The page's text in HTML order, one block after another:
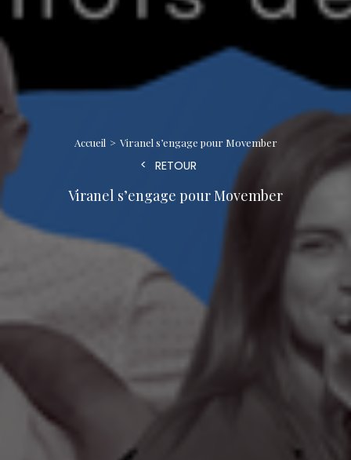
Accueil Viranel s’engage pour Movember
RETOUR
Viranel s’engage pour Movember